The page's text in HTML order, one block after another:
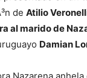
de Atilio
al marido de
Damian